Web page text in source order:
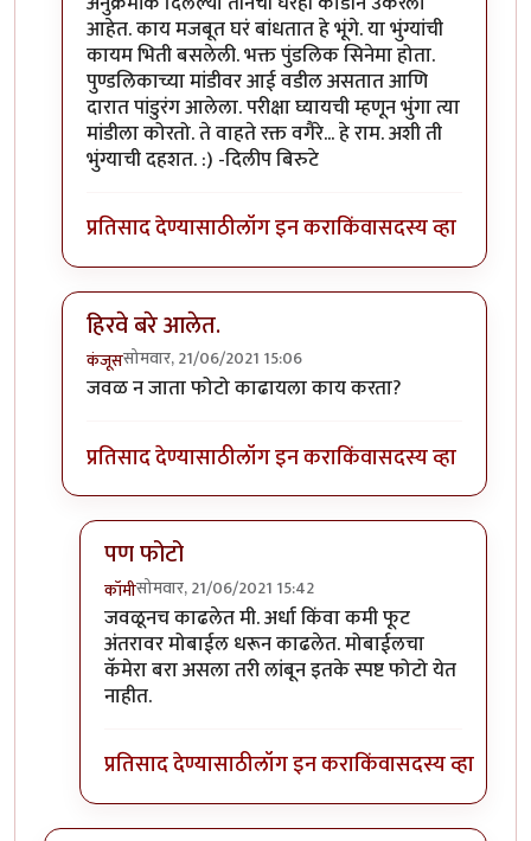
आहेत. काय मजबूत घरं बांधतात हे भूंगे. या भुंग्यांची
कायम भिती बसलेली. भक्त पुंडलिक सिनेमा होता.
पुण्डलिकाच्या मांडीवर आई वडील असतात आणि
दारात पांडुरंग आलेला. परीक्षा घ्यायची म्हणून भुंंगा त्या
मांडीला कोरतो. ते वाहते रक्त वगैरे... हे राम. अशी ती
भुंग्याची दहशत. :) -दिलीप बिरुटे
प्रतिसाद देण्यासाठीलॉग इन कराकिंवासदस्य व्हा
हिरवे बरे आलेत.
कंजूससोमवार, 21/06/2021 15:06
In reply toमाझ्या कॅमेऱ्यातले काही किडे.by
जवळ न जाता फोटो काढायला काय करता?
प्रतिसाद देण्यासाठीलॉग इन कराकिंवासदस्य व्हा
पण फोटो
कॉमीसोमवार, 21/06/2021 15:42
In reply toहिरवे बरे आलेत.byकंजूस
जवळूनच काढलेत मी. अर्धा किंवा कमी फूट
अंतरावर मोबाईल धरून काढलेत. मोबाईलचा
कॅमेरा बरा असला तरी लांबून इतके स्पष्ट फोटो येत
नाहीत.
प्रतिसाद देण्यासाठीलॉग इन कराकिंवासदस्य व्हा